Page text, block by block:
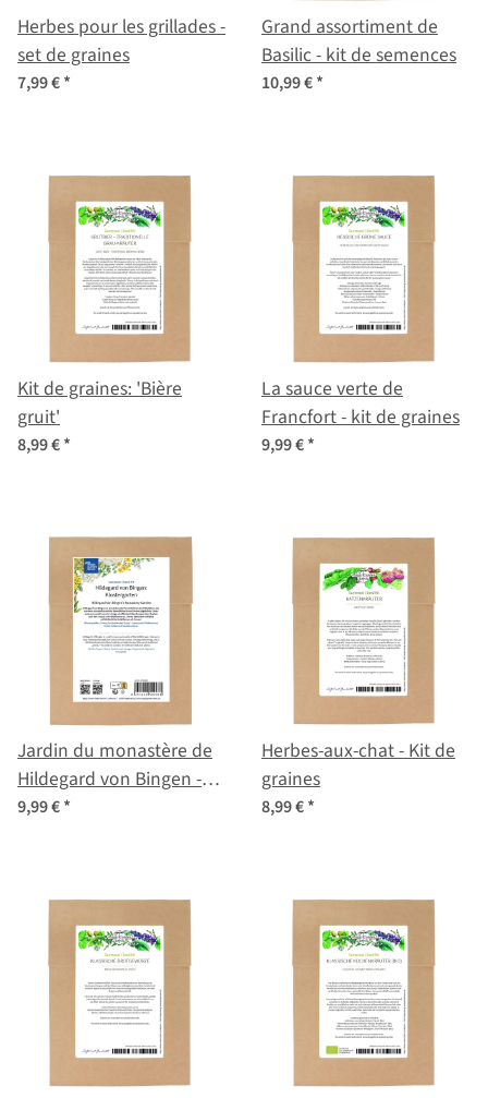
Herbes pour les grillades -
set de graines
7,99 €*
Grand assortiment de
Basilic - kit de semences
10,99 €*
Kit de graines: 'Bière
gruit'
8,99 €*
La sauce verte de
Francfort - kit de graines
9,99 €*
Jardin du monastère de
Hildegard von Bingen -
Kit de graines
9,99 €*
Herbes-aux-chat - Kit de
graines
8,99 €*